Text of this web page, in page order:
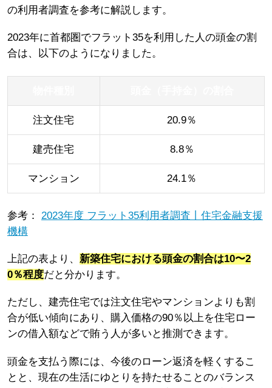
の利用者調査を参考に解説します。
2023年に首都圏でフラット35を利用した人の頭金の割
合は、以下のようになりました。
注文住宅 20.9％
建売住宅 8.8％
マンション 24.1％
参考：
2023年度 フラット35利用者調査丨住宅金融支援
機構
上記の表より、 新築住宅における頭金の割合は10〜2
0％程度だと分かります。
ただし、建売住宅では注文住宅やマンションよりも割
合が低い傾向にあり、購入価格の90％以上を住宅ロー
ンの借入額などで賄う人が多いと推測できます。
頭金を支払う際には、今後のローン返済を軽くするこ
とと、現在の生活にゆとりを持たせることのバランス